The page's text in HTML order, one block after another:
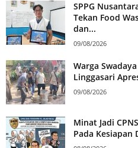
SPPG
Tekan Food
dan...
09/08/2026
Warga
Linggasari
09/08/2026
Minat Jadi
Pada Kesiapan